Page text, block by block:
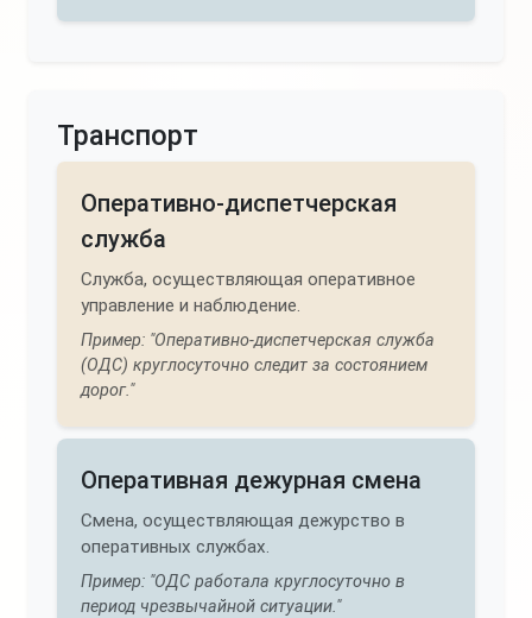
Транспорт
Оперативно-диспетчерская
служба
Служба, осуществляющая оперативное
управление и наблюдение.
Пример: "Оперативно-диспетчерская служба
(ОДС) круглосуточно следит за состоянием
дорог."
Оперативная дежурная смена
Смена, осуществляющая дежурство в
оперативных службах.
Пример: "ОДС работала круглосуточно в
период чрезвычайной ситуации."